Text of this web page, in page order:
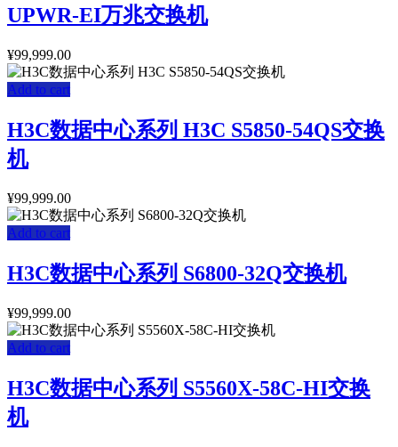
UPWR-EI万兆交换机
¥99,999.00
Add to cart
H3C数据中心系列 H3C S5850-54QS交换
机
¥99,999.00
Add to cart
H3C数据中心系列 S6800-32Q交换机
¥99,999.00
Add to cart
H3C数据中心系列 S5560X-58C-HI交换
机